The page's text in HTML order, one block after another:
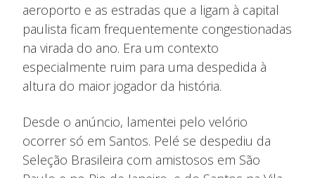
aeroporto e as estradas que a ligam à capital
paulista ficam frequentemente congestionadas
na virada do ano. Era um contexto
especialmente ruim para uma despedida à
altura do maior jogador da história.
Desde o anúncio, lamentei pelo velório
ocorrer só em Santos. Pelé se despediu da
Seleção Brasileira com amistosos em São